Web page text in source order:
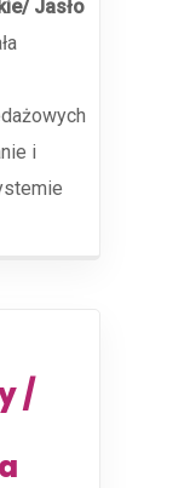
Jasło
i
/